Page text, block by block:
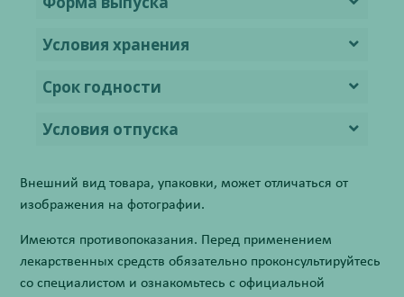
Условия хранения
Срок годности
Условия отпуска
Внешний вид товара, упаковки, может отличаться от
изображения на фотографии.
Имеются противопоказания. Перед применением
лекарственных средств обязательно проконсультируйтесь
со специалистом и ознакомьтесь с официальной